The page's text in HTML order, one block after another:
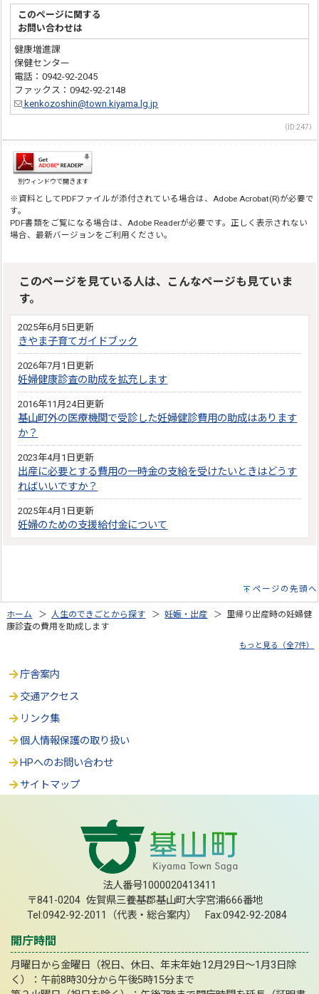
このページに関する
お問い合わせは
健康増進課
保健センター
電話：0942-92-2045
ファックス：0942-92-2148
kenkozoshin@town.kiyama.lg.jp
（ID:247）
別ウィンドウで開きます
※資料としてPDFファイルが添付されている場合は、Adobe Acrobat(R)が必要で
す。
PDF書類をご覧になる場合は、Adobe Readerが必要です。正しく表示されない
場合、最新バージョンをご利用ください。
このページを見ている人は、こんなページも見ていま
す。
2025年6月5日更新
きやま子育てガイドブック
2026年7月1日更新
妊婦健康診査の助成を拡充します
2016年11月24日更新
基山町外の医療機関で受診した妊婦健診費用の助成はあります
か？
2023年4月1日更新
出産に必要とする費用の一時金の支給を受けたいときはどうす
ればいいですか？
2025年4月1日更新
妊婦のための支援給付金について
ページの先頭へ
ホーム ＞人生のできごとから探す ＞妊娠・出産 ＞ 里帰り出産時の妊婦健
康診査の費用を助成します
もっと見る（全7件）
庁舎案内
交通アクセス
リンク集
個人情報保護の取り扱い
HPへのお問い合わせ
サイトマップ
法人番号1000020413411
〒841-0204 佐賀県三養基郡基山町大字宮浦666番地
Tel:0942-92-2011（代表・総合案内） Fax:0942-92-2084
開庁時間
月曜日から金曜日（祝日、休日、年末年始:12月29日～1月3日除
く）：午前8時30分から午後5時15分まで